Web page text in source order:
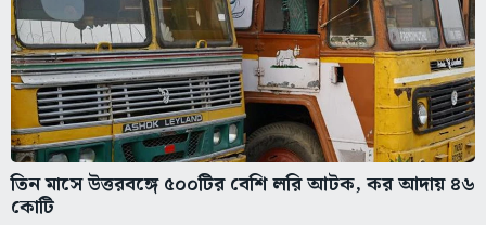
তিন মাসে উত্তরবঙ্গে ৫০০টির বেশি লরি আটক, কর আদায় ৪৬
কোটি